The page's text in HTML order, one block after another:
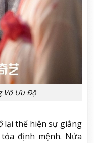
Vô Ưu Độ
lại thể hiện sự giằng
định mệnh. Nửa